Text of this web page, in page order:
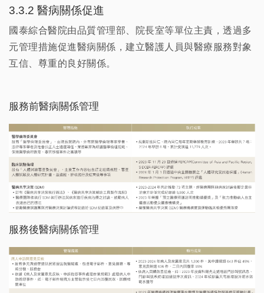
3.3.2 醫病關係促進
國泰綜合醫院由品質管理部、院長室等單位主責，透過多
元管理措施促進醫病關係，建立醫護人員與醫療服務對象
互信、尊重的良好關係。
服務前醫病關係管理
服務後醫病關係管理